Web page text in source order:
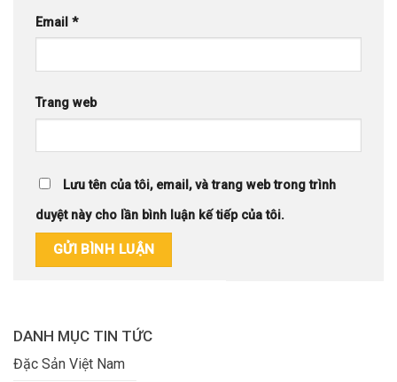
Email *
Trang web
Lưu tên của tôi, email, và trang web trong trình
duyệt này cho lần bình luận kế tiếp của tôi.
DANH MỤC TIN TỨC
Đặc Sản Việt Nam